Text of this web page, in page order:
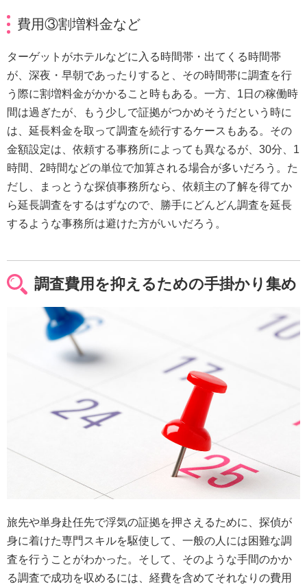
費用③割増料金など
ターゲットがホテルなどに入る時間帯・出てくる時間帯
が、深夜・早朝であったりすると、その時間帯に調査を行
う際に割増料金がかかること時もある。一方、1日の稼働時
間は過ぎたが、もう少しで証拠がつかめそうだという時に
は、延長料金を取って調査を続行するケースもある。その
金額設定は、依頼する事務所によっても異なるが、30分、1
時間、2時間などの単位で加算される場合が多いだろう。た
だし、まっとうな探偵事務所なら、依頼主の了解を得てか
ら延長調査をするはずなので、勝手にどんどん調査を延長
するような事務所は避けた方がいいだろう。
調査費用を抑えるための手掛かり集め
旅先や単身赴任先で浮気の証拠を押さえるために、探偵が
身に着けた専門スキルを駆使して、一般の人には困難な調
査を行うことがわかった。そして、そのような手間のかか
る調査で成功を収めるには、経費を含めてそれなりの費用